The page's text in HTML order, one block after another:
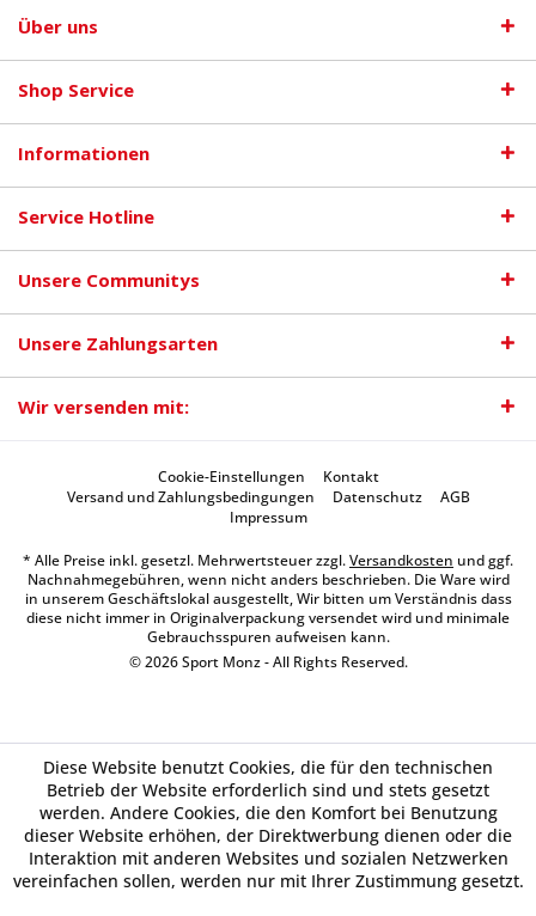
Über uns
Shop Service
Informationen
Service Hotline
Unsere Communitys
Unsere Zahlungsarten
Wir versenden mit:
Cookie-Einstellungen
Kontakt
Versand und Zahlungsbedingungen
Datenschutz
AGB
Impressum
* Alle Preise inkl. gesetzl. Mehrwertsteuer zzgl.Versandkosten und ggf.
Nachnahmegebühren, wenn nicht anders beschrieben. Die Ware wird
in unserem Geschäftslokal ausgestellt, Wir bitten um Verständnis dass
diese nicht immer in Originalverpackung versendet wird und minimale
Gebrauchsspuren aufweisen kann.
© 2026 Sport Monz - All Rights Reserved.
Diese Website benutzt Cookies, die für den technischen
Betrieb der Website erforderlich sind und stets gesetzt
werden. Andere Cookies, die den Komfort bei Benutzung
dieser Website erhöhen, der Direktwerbung dienen oder die
Interaktion mit anderen Websites und sozialen Netzwerken
vereinfachen sollen, werden nur mit Ihrer Zustimmung gesetzt.